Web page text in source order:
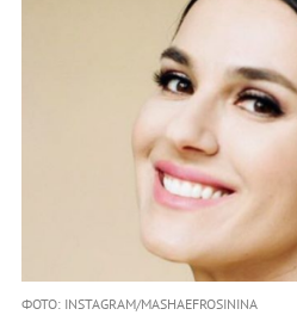
ФОТО: INSTAGRAM/MASHAEFROSININA